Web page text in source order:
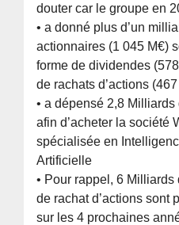
douter car le groupe en
• a donné plus d’un
actionnaires (1 045 M€)
forme de dividendes
de rachats d’actions
• a dépensé 2,8 Milliards
afin d’acheter la société
spécialisée en
Artificielle
• Pour rappel, 6 Milliards
de rachat d’actions sont
sur les 4 prochaines